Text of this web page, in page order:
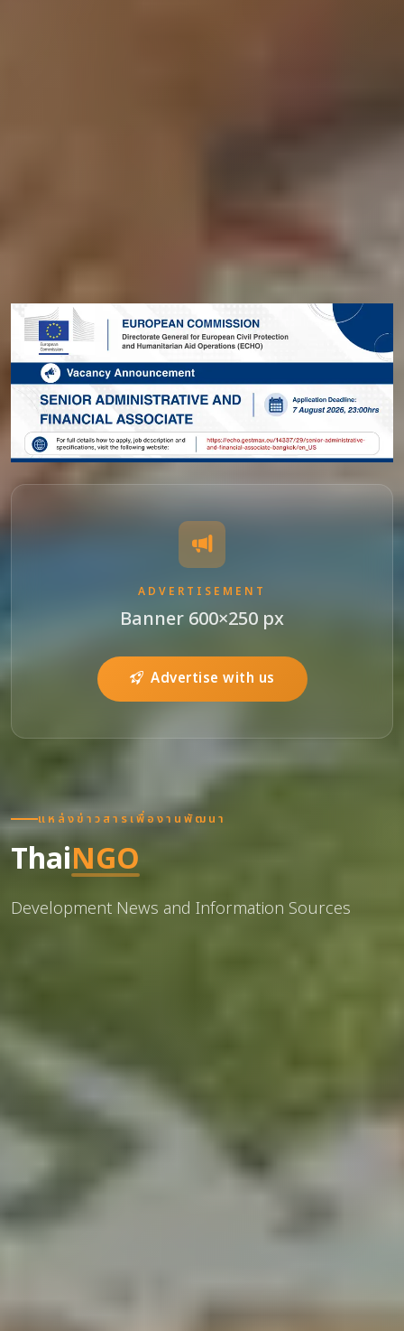
ADVERTISEMENT
Banner 600×250 px
Advertise with us
แหล่งข่าวสารเพื่องานพัฒนา
ThaiNGO
Development News and Information Sources